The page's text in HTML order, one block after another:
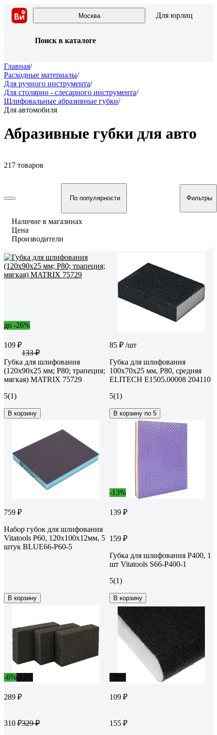
Москва Для юрлиц
Поиск в каталоге
Главная/
Расходные материалы/
Для ручного инструмента/
Для столярно - слесарного инструмента/
Шлифовальные абразивные губки/
Для автомобиля
Абразивные губки для авто
217 товаров
По популярности Фильтры
Наличие в магазинах
Цена
Производители
до -26%
109 ₽
133 ₽
Губка для шлифования
(120х90х25 мм; P80; трапеция;
мягкая) MATRIX 75729
5(1)
В корзину
85 ₽ /шт
Губка для шлифования
100х70х25 мм, P80, средняя
ELITECH E1505.00008 204110
5(1)
В корзину по 5
759 ₽
Набор губок для шлифования
Vitatools P60, 120x100x12мм, 5
штук BLUE66-P60-5
В корзину
-13%
139 ₽
159 ₽
Губка для шлифования P400, 1
шт Vitatools S66-P400-1
5(1)
В корзину
-6%
289 ₽
310 ₽329 ₽
109 ₽
155 ₽